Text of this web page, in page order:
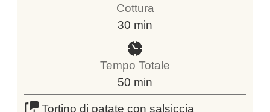
Cottura
30 minuti
min
Tempo Totale
50 minuti
min
Tortino di patate con salsiccia